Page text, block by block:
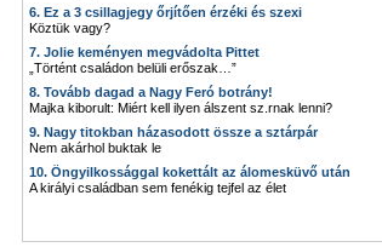
6. Ez a 3 csillagjegy őrjítően érzéki és szexi
Köztük vagy?
7. Jolie keményen megvádolta Pittet
„Történt családon belüli erőszak…”
8. Tovább dagad a Nagy Feró botrány!
Majka kiborult: Miért kell ilyen álszent sz.rnak lenni?
9. Nagy titokban házasodott össze a sztárpár
Nem akárhol buktak le
10. Öngyilkossággal kokettált az álomesküvő után
A királyi családban sem fenékig tejfel az élet